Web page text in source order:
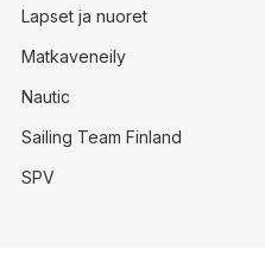
Lapset ja nuoret
Matkaveneily
Nautic
Sailing Team Finland
SPV